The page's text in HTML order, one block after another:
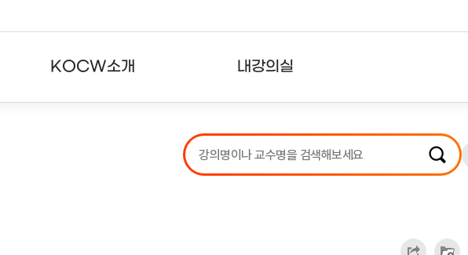
KOCW소개 내강의실
강의리스트
수강확인증강의